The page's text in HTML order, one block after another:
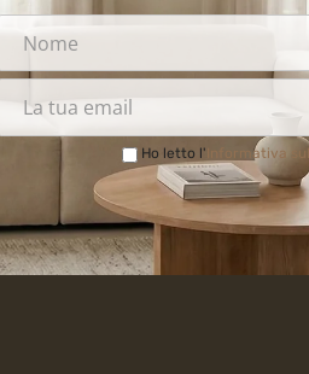
Ho letto l' Informativa